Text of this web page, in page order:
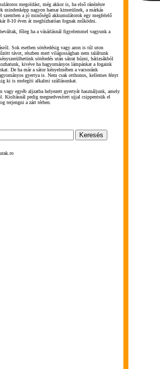
megoldást, még akkor is, ha első ránézésre
mindenképp nagyon hamar kimerülnek, a márkás
a jó minőségű akkumulátorok egy megfelelő
8-10 éven át megbízhatóan fognak működni.
főleg ha a vásárlásnál figyelemmel vagyunk a
Sok esetben sötétedésig vagy azon is túl uton
távot, részben mert világosságban nem találtunk
sötétedés után sátrat húzni, hátizsákból
kivéve ha hagyományos lámpánkat a fogaink
De ha már a sátor kényelmében a vacsoránk
gyertya is. Nem csak otthonos, kellemes fényt
ki is melegíti alkalmi szállásunkat.
egyéb aljzatba helyezett gyertyát használjunk, amely
Kioltásnál pedig megnedvesített ujjal csippentsük el
terjengni a zárt térben.